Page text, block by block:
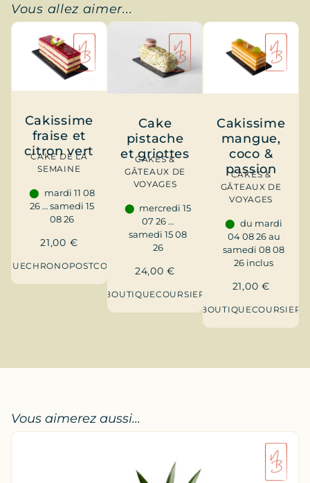
Vous allez aimer...
Cakissime
fraise et
citron vert
CAKE DE LA
SEMAINE
mardi 11 08
26 … samedi 15
08 26
21,00 €
CHRONOPOSTCOURSIER
Cake
pistache
et griottes
CAKES &
GÂTEAUX DE
VOYAGES
mercredi 15
07 26 …
samedi 15 08
26
24,00€
BOUTIQUECOURSIER
Cakissime
mangue,
coco &
passion
CAKES &
GÂTEAUX DE
VOYAGES
du mardi
04 08 26 au
samedi 08 08
26 inclus
21,00 €
BOUTIQUECOURSIER
Vous aimerez aussi...